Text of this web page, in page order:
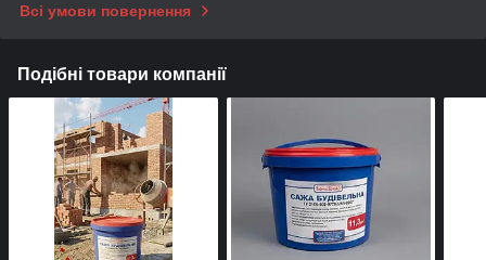
Всі умови повернення
Подібні товари компанії